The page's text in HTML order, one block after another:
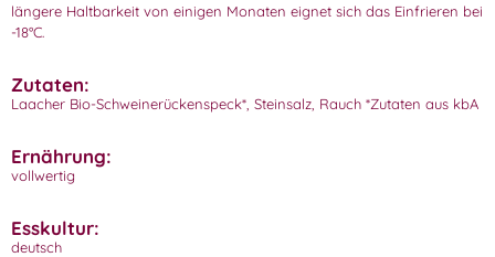
längere Haltbarkeit von einigen Monaten eignet sich das Einfrieren bei
-18°C.
Zutaten:
Laacher Bio-Schweinerückenspeck*, Steinsalz, Rauch *Zutaten aus kbA
Ernährung:
vollwertig
Esskultur:
deutsch